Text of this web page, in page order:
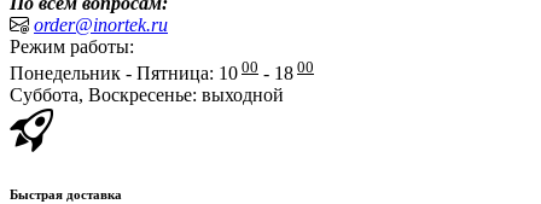
order@inortek.ru
Режим работы:
Понедельник - Пятница: 10 00 - 18 00
Суббота, Воскресенье: выходной
Быстрая доставка